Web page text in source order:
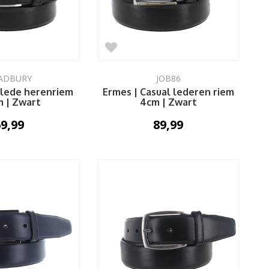
herenriem
| Zwart
JOB86
Ermes | Casual lederen riem
4cm | Zwart
89,99